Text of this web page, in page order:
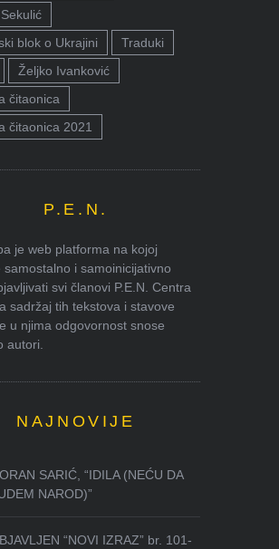
blok o Ukrajini
Traduki
Željko Ivanković
čitaonica
čitaonica 2021
P.E.N.
je web platforma na kojoj
samostalno i samoinicijativno
svi članovi P.E.N. Centra
sadržaj tih tekstova i stavove
u njima odgovornost snose
autori.
NAJNOVIJE
SARIĆ, “IDILA (NEĆU DA
NAROD)”
“NOVI IZRAZ” br. 101-